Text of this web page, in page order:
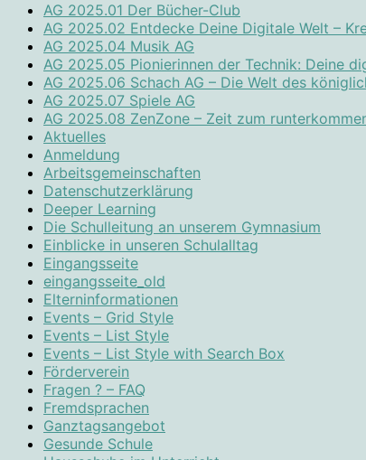
AG 2025.01 Der Bücher-Club
AG 2025.02 Entdecke Deine Digitale Welt –
AG 2025.04 Musik AG
AG 2025.05 Pionierinnen der Technik: Deine
AG 2025.06 Schach AG – Die Welt des
AG 2025.07 Spiele AG
AG 2025.08 ZenZone – Zeit zum
Aktuelles
Anmeldung
Arbeitsgemeinschaften
Datenschutzerklärung
Deeper Learning
Die Schulleitung an unserem Gymnasium
Einblicke in unseren Schulalltag
Eingangsseite
eingangsseite_old
Elterninformationen
Events – Grid Style
Events – List Style
Events – List Style with Search Box
Förderverein
Fragen ? – FAQ
Fremdsprachen
Ganztagsangebot
Gesunde Schule